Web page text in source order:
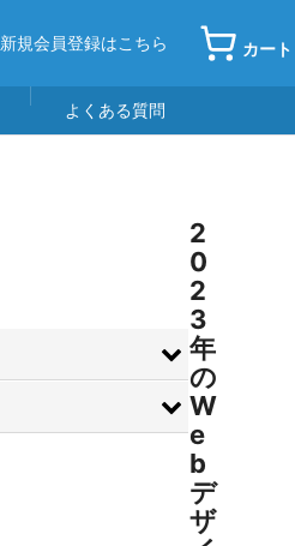
新規会員登録はこちら カート
よくある質問
2
0
2
3
年
の
W
e
b
デ
ザ